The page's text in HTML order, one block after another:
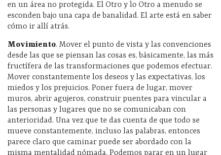
en un área no protegida. El Otro y lo Otro a menudo se
esconden bajo una capa de banalidad. El arte está en saber
cómo ir allí atrás.
Movimiento. Mover el punto de vista y las convenciones
desde las que se piensan las cosas es, básicamente, las más
fructífera de las transformaciones que podemos efectuar.
Mover constantemente los deseos y las expectativas, los
miedos y los prejuicios. Poner fuera de lugar, mover
muros, abrir agujeros, construir puentes para vincular a
las personas y lugares que no se comunicaban con
anterioridad. Una vez que te das cuenta de que todo se
mueve constantemente, incluso las palabras, entonces
parece claro que caminar puede ser abordado con la
misma mentalidad nómada. Podemos parar en un lugar